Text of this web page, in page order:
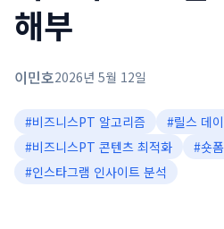
해부
이민호2026년 5월 12일
#비즈니스PT 알고리즘 #릴스 데
#비즈니스PT 콘텐츠 최적화 #숏
#인스타그램 인사이트 분석